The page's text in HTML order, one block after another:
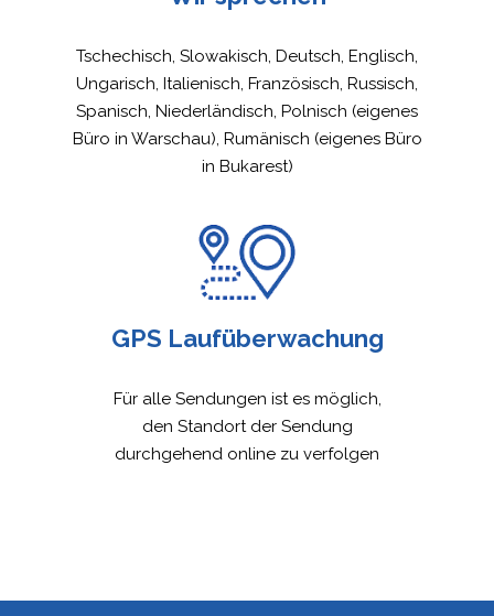
Tschechisch, Slowakisch, Deutsch, Englisch,
Ungarisch, Italienisch, Französisch, Russisch,
Spanisch, Niederländisch, Polnisch (eigenes
Büro in Warschau), Rumänisch (eigenes Büro
in Bukarest)
GPS Laufüberwachung
Für alle Sendungen ist es möglich,
den Standort der Sendung
durchgehend online zu verfolgen